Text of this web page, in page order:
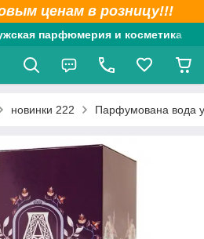
ценам в розницу!!!
парфюмерия и косметика
новинки 222 Парфумована вода